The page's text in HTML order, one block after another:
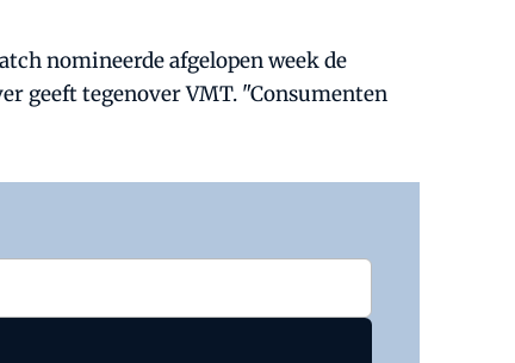
nomineerde afgelopen week de
geeft tegenover VMT. "Consumenten